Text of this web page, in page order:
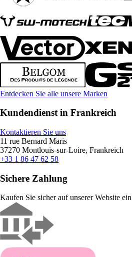
Entdecken Sie alle unsere Marken
Kundendienst in Frankreich
Kontaktieren Sie uns
11 rue Bernard Maris
37270 Montlouis-sur-Loire, Frankreich
+33 1 86 47 62 58
Sichere Zahlung
Kaufen Sie sicher auf unserer Website ein